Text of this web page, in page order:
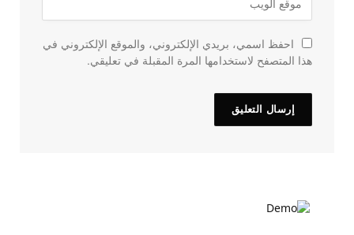
احفظ اسمي، بريدي الإلكتروني، والموقع الإلكتروني في
هذا المتصفح لاستخدامها المرة المقبلة في تعليقي.